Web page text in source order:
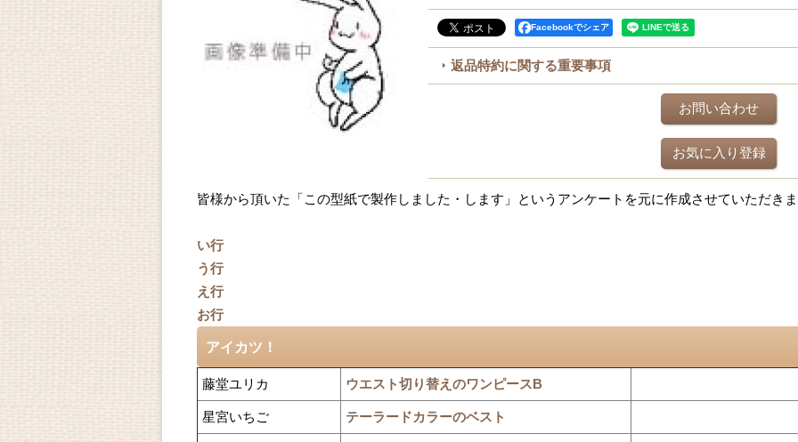
Facebookでシェア
返品特約に関する重要事項
お問い合わせ
お気に入り登録
皆様から頂いた「この型紙で製作しました・します」というアンケートを元に作成させていただき
い行
う行
え行
お行
アイカツ！
藤堂ユリカ ウエスト切り替えのワンピースB
星宮いちご テーラードカラーのベスト